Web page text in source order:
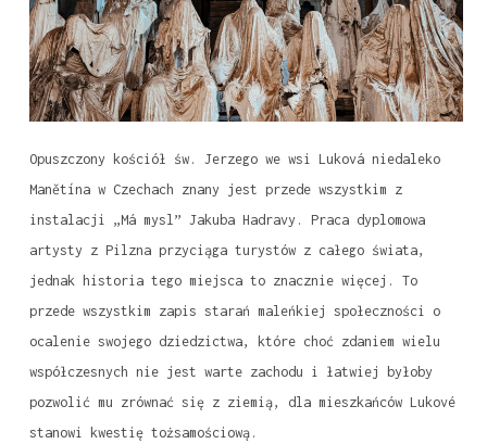
Opuszczony kościół św. Jerzego we wsi Luková niedaleko
Manětína w Czechach znany jest przede wszystkim z
instalacji „Má mysl” Jakuba Hadravy. Praca dyplomowa
artysty z Pilzna przyciąga turystów z całego świata,
jednak historia tego miejsca to znacznie więcej. To
przede wszystkim zapis starań maleńkiej społeczności o
ocalenie swojego dziedzictwa, które choć zdaniem wielu
współczesnych nie jest warte zachodu i łatwiej byłoby
pozwolić mu zrównać się z ziemią, dla mieszkańców Lukové
stanowi kwestię tożsamościową.